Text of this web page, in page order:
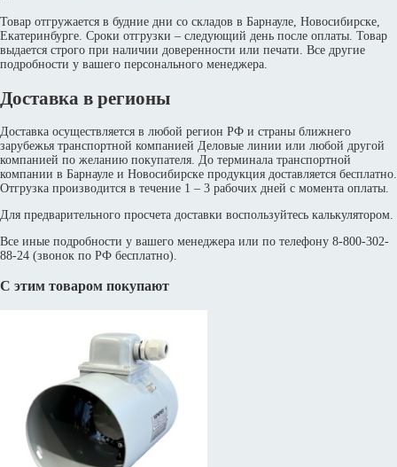
Товар отгружается в будние дни со складов в Барнауле, Новосибирске,
Екатеринбурге. Сроки отгрузки – следующий день после оплаты. Товар
выдается строго при наличии доверенности или печати. Все другие
подробности у вашего персонального менеджера.
Доставка в регионы
Доставка осуществляется в любой регион РФ и страны ближнего
зарубежья транспортной компанией Деловые линии или любой другой
компанией по желанию покупателя. До терминала транспортной
компании в Барнауле и Новосибирске продукция доставляется бесплатно.
Отгрузка производится в течение 1 – 3 рабочих дней с момента оплаты.
Для предварительного просчета доставки воспользуйтесь калькулятором.
Все иные подробности у вашего менеджера или по телефону 8-800-302-
88-24 (звонок по РФ бесплатно).
С этим товаром покупают